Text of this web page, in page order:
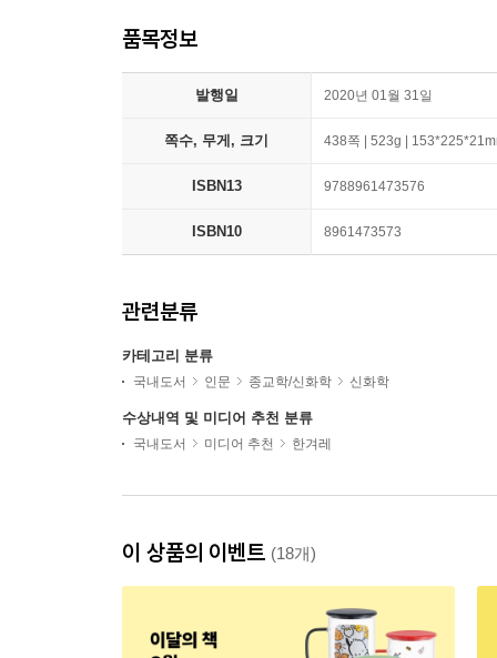
품목정보
발행일 2020년 01월 31일
쪽수, 무게, 크기 438쪽 | 523g |
ISBN13 9788961473576
ISBN10 8961473573
관련분류
카테고리 분류
국내도서 인문 종교학/신화학 신화학
수상내역 및 미디어 추천 분류
국내도서 미디어 추천 한겨레
이 상품의 이벤트 (18개)